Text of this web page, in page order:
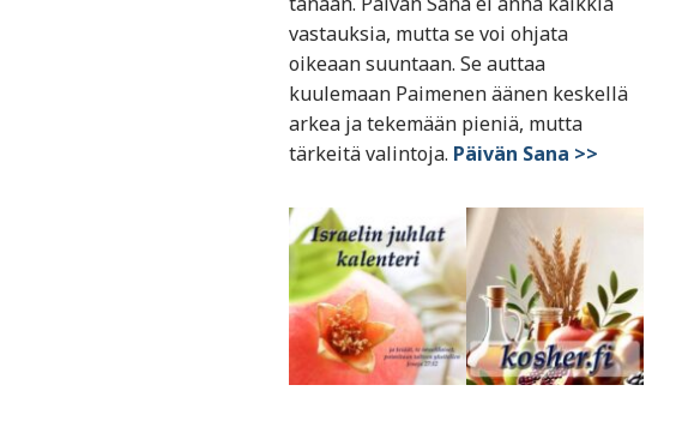
vastauksia, mutta se voi ohjata
oikeaan suuntaan. Se auttaa
kuulemaan Paimenen äänen keskellä
arkea ja tekemään pieniä, mutta
tärkeitä valintoja. Päivän Sana >>